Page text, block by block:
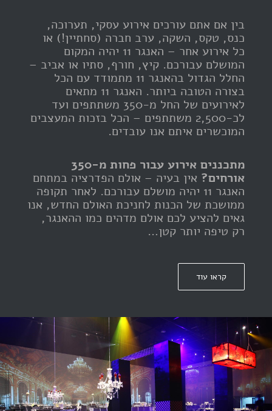
בין אם אתם עורכים אירוע עסקי, תערוכה,
כנס, טקס, השקה, ערב חברה (סחתיין!) או
כל אירוע אחר – האנגר 11 יהיה המקום
המושלם עבורכם. קיץ, חורף, סתיו או אביב –
החלל הגדול בהאנגר 11 מתמודד עם הכל
בצורה הטובה ביותר. האנגר 11 מתאים
לאירועים של החל מ-350 משתתפים ועד
לכ-2,500 משתתפים – הכל בזכות המעצבים
המוכשרים איתם אנו עובדים.
מתכננים אירוע עבור פחות מ-350
אורחים? אין בעיה – אולם הפדרציה במתחם
האנגר 11 יהיה מושלם עבורכם. לאחר תקופה
ממושכת של הכנות לחניכת האולם החדש, אנו
גאים להציע לכם אולם מדהים כמו ההאנגר,
רק טיפה יותר קטן…
קראו עוד